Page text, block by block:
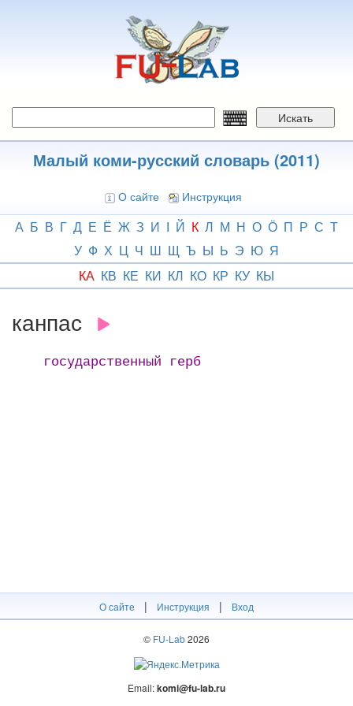
Искать
Малый коми-русский словарь (2011)
О сайте Инструкция
А Б В Г Д Е Ё Ж З И І Й К Л М Н О Ӧ П Р С Т
У Ф Х Ц Ч Ш Щ Ъ Ы Ь Э Ю Я
КА КВ КЕ КИ КЛ КО КР КУ КЫ
канпас
государственный герб
О сайте | Инструкция | Вход
© FU-Lab2026
Email:komi@fu-lab.ru